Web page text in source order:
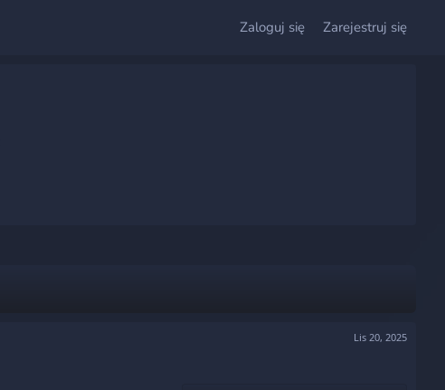
Zaloguj się Zarejestruj się
Lis 20, 2025